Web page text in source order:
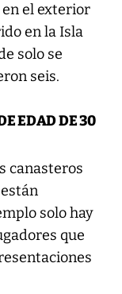
el exterior
en la Isla
solo se
seis.
EDAD DE 30
canasteros
solo hay
que